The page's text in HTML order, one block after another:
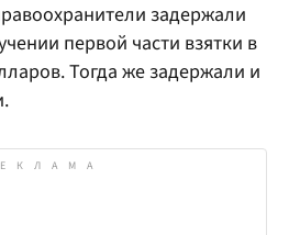
задержали
первой части взятки в
Тогда же задержали и